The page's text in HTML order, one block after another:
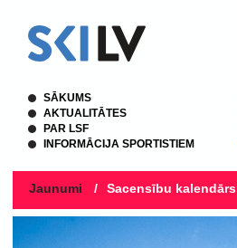
SĀKUMS
AKTUALITĀTES
PAR LSF
INFORMĀCIJA SPORTISTIEM
Jaunumi / Sacensību kalendārs